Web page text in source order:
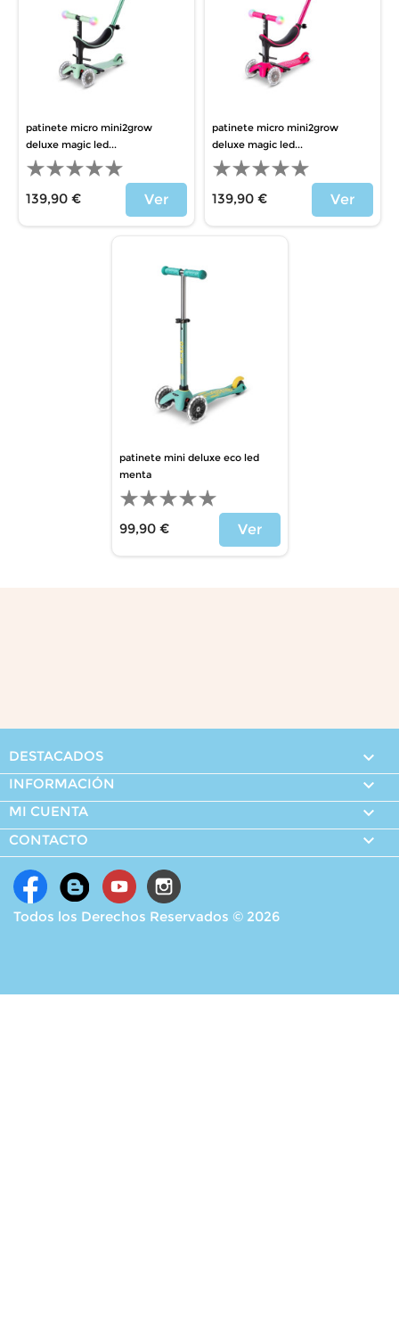
patinete micro mini2grow
deluxe magic led...
139,90 €
Ver
patinete micro mini2grow
deluxe magic led...
139,90 €
Ver
patinete mini deluxe eco led
menta
99,90 €
Ver
DESTACADOS 
INFORMACIÓN 
MI CUENTA 
CONTACTO 
Todos los Derechos Reservados © 2026